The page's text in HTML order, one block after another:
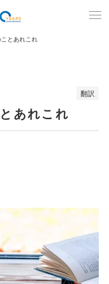
とあれこれ
翻訳
あれこれ